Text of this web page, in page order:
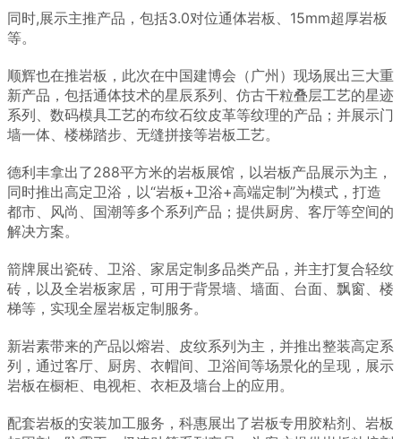
同时,展示主推产品，包括3.0对位通体岩板、15mm超厚岩板
等。
顺辉也在推岩板，此次在中国建博会（广州）现场展出三大重
新产品，包括通体技术的星辰系列、仿古干粒叠层工艺的星迹
系列、数码模具工艺的布纹石纹皮革等纹理的产品；并展示门
墙一体、楼梯踏步、无缝拼接等岩板工艺。
德利丰拿出了288平方米的岩板展馆，以岩板产品展示为主，
同时推出高定卫浴，以“岩板+卫浴+高端定制”为模式，打造
都市、风尚、国潮等多个系列产品；提供厨房、客厅等空间的
解决方案。
箭牌展出瓷砖、卫浴、家居定制多品类产品，并主打复合轻纹
砖，以及全岩板家居，可用于背景墙、墙面、台面、飘窗、楼
梯等，实现全屋岩板定制服务。
新岩素带来的产品以熔岩、皮纹系列为主，并推出整装高定系
列，通过客厅、厨房、衣帽间、卫浴间等场景化的呈现，展示
岩板在橱柜、电视柜、衣柜及墙台上的应用。
配套岩板的安装加工服务，科惠展出了岩板专用胶粘剂、岩板